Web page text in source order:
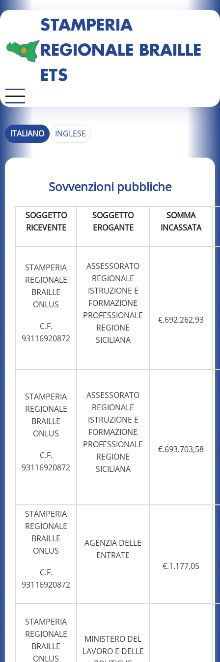
STAMPERIA
REGIONALE BRAILLE
ETS
ITALIANO INGLESE
Sovvenzioni pubbliche
SOGGETTO
RICEVENTE
SOGGETTO
EROGANTE
SOMMA
INCASSATA
STAMPERIA
REGIONALE
BRAILLE
ONLUS
C.F.
93116920872
ASSESSORATO
REGIONALE
ISTRUZIONE E
FORMAZIONE
PROFESSIONALE
REGIONE
SICILIANA
€.692.262,93
STAMPERIA
REGIONALE
BRAILLE
ONLUS
C.F.
93116920872
ASSESSORATO
REGIONALE
ISTRUZIONE E
FORMAZIONE
PROFESSIONALE
REGIONE
SICILIANA
€.693.703,58
STAMPERIA
REGIONALE
BRAILLE
ONLUS
C.F.
93116920872
AGENZIA DELLE
ENTRATE
€.1.177,05
STAMPERIA
REGIONALE
BRAILLE
ONLUS
MINISTERO DEL
LAVORO E DELLE